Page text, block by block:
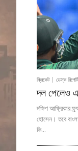
ক্রিকেট ডেস্ক রিপোর্ট
দল পেলেও
দক্ষিণ আফ্রিকার
হোসেন। তবে
কি...